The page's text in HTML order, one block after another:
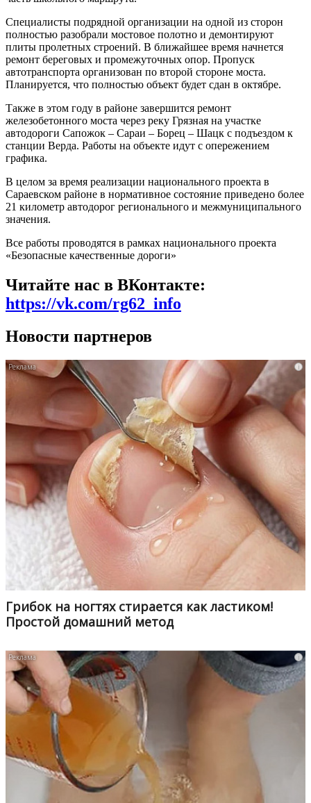
Специалисты подрядной организации на одной из сторон
полностью разобрали мостовое полотно и демонтируют
плиты пролетных строений. В ближайшее время начнется
ремонт береговых и промежуточных опор. Пропуск
автотранспорта организован по второй стороне моста.
Планируется, что полностью объект будет сдан в октябре.
Также в этом году в районе завершится ремонт
железобетонного моста через реку Грязная на участке
автодороги Сапожок – Сараи – Борец – Шацк с подъездом к
станции Верда. Работы на объекте идут с опережением
графика.
В целом за время реализации национального проекта в
Сараевском районе в нормативное состояние приведено более
21 километр автодорог регионального и межмуниципального
значения.
Все работы проводятся в рамках национального проекта
«Безопасные качественные дороги»
Читайте нас в ВКонтакте:
https://vk.com/rg62_info
Новости партнеров
i
Грибок на ногтях стирается как ластиком!
Простой домашний метод
i